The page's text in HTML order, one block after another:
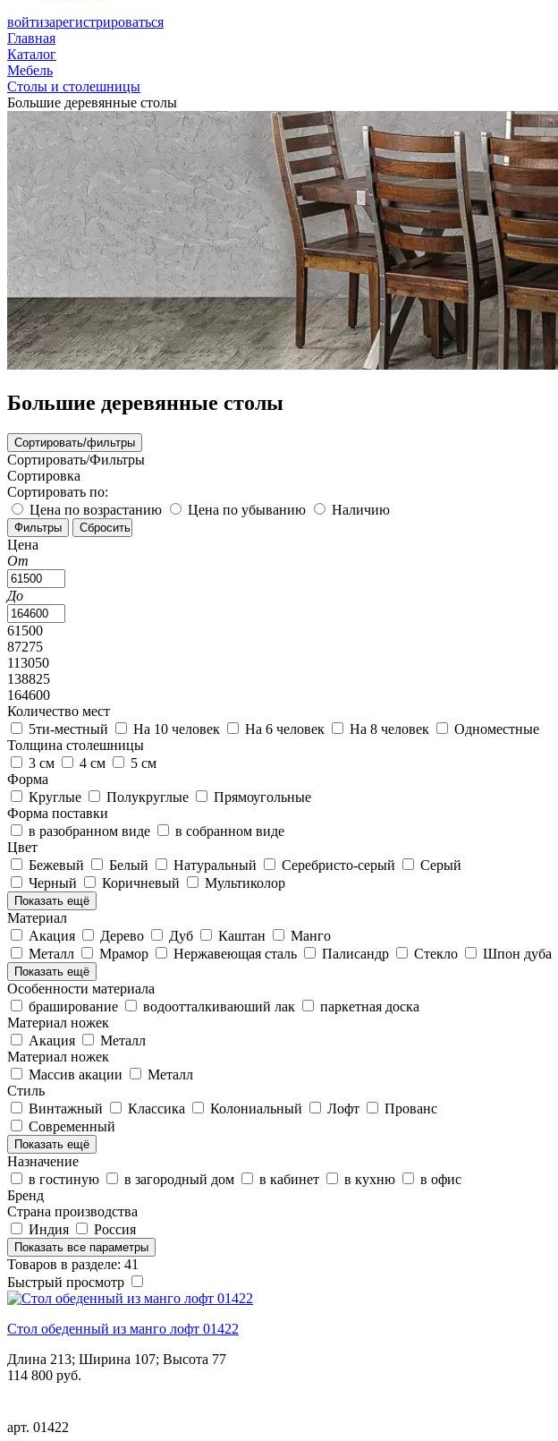
войтизарегистрироваться
Главная
Каталог
Мебель
Столы и столешницы
Большие деревянные столы
Большие деревянные столы
Сортировать/фильтры
Сортировать/Фильтры
Сортировка
Сортировать по:
Цена по возрастанию
Цена по убыванию Наличию
Цена
От
До
61500
87275
113050
138825
164600
Количество мест
5ти-местный
На 10 человек На 6 человек На 8 человек
Одноместные
Толщина столешницы
3 см
4 см
5 см
Форма
Круглые
Полукруглые
Прямоугольные
Форма поставки
в разобранном виде
в собранном виде
Цвет
Бежевый
Белый Натуральный Серебристо-серый
Серый
Черный
Коричневый Мультиколор
Показать ещё
Материал
Акация
Дерево Дуб Каштан
Манго
Металл
Мрамор Нержавеющая сталь Палисандр Стекло Шпон дуба
Показать ещё
Особенности материала
браширование
водоотталкиваюший лак
паркетная доска
Материал ножек
Акация
Металл
Материал ножек
Массив акации
Металл
Стиль
Винтажный
Классика Колониальный Лофт
Прованс
Современный
Показать ещё
Назначение
в гостиную
в загородный дом в кабинет в кухню
в офис
Бренд
Страна производства
Индия
Россия
Показать все параметры
Товаров в разделе: 41
Быстрый просмотр
Стол обеденный из манго лофт 01422
Длина 213; Ширина 107; Высота 77
114 800 руб.
арт. 01422